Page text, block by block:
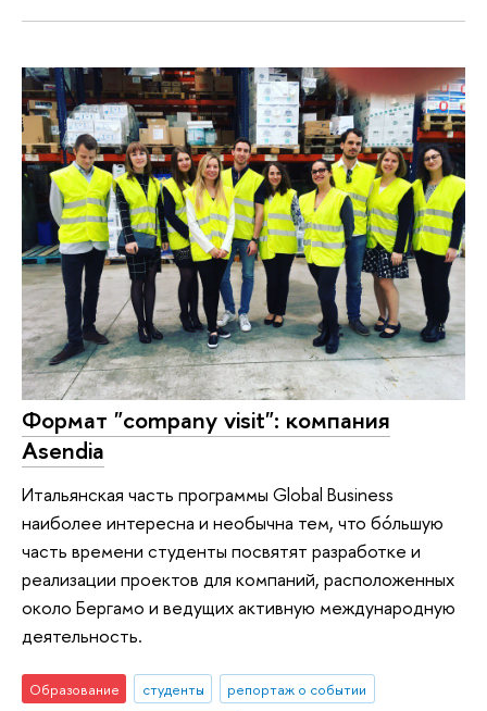
Формат "company visit": компания
Asendia
Итальянская часть программы Global Business
наиболее интересна и необычна тем, что бóльшую
часть времени студенты посвятят разработке и
реализации проектов для компаний, расположенных
около Бергамо и ведущих активную международную
деятельность.
Образование студенты
репортаж о событии